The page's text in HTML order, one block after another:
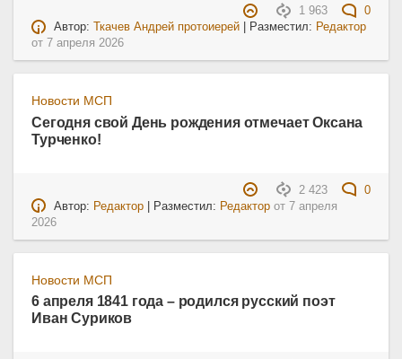
1 963
0
Автор:
Ткачев Андрей протоиерей | Разместил: Редактор
от 7 апреля 2026
Новости МСП
Сегодня свой День рождения отмечает Оксана
Турченко!
2 423
0
Автор: Редактор | Разместил: Редактор от7 апреля
2026
Новости МСП
6 апреля 1841 года – родился русский поэт
Иван Суриков